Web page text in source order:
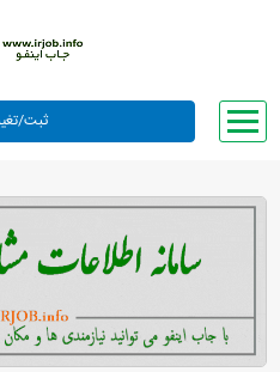
وبلاگ
معرفی ما
تعرفه ها